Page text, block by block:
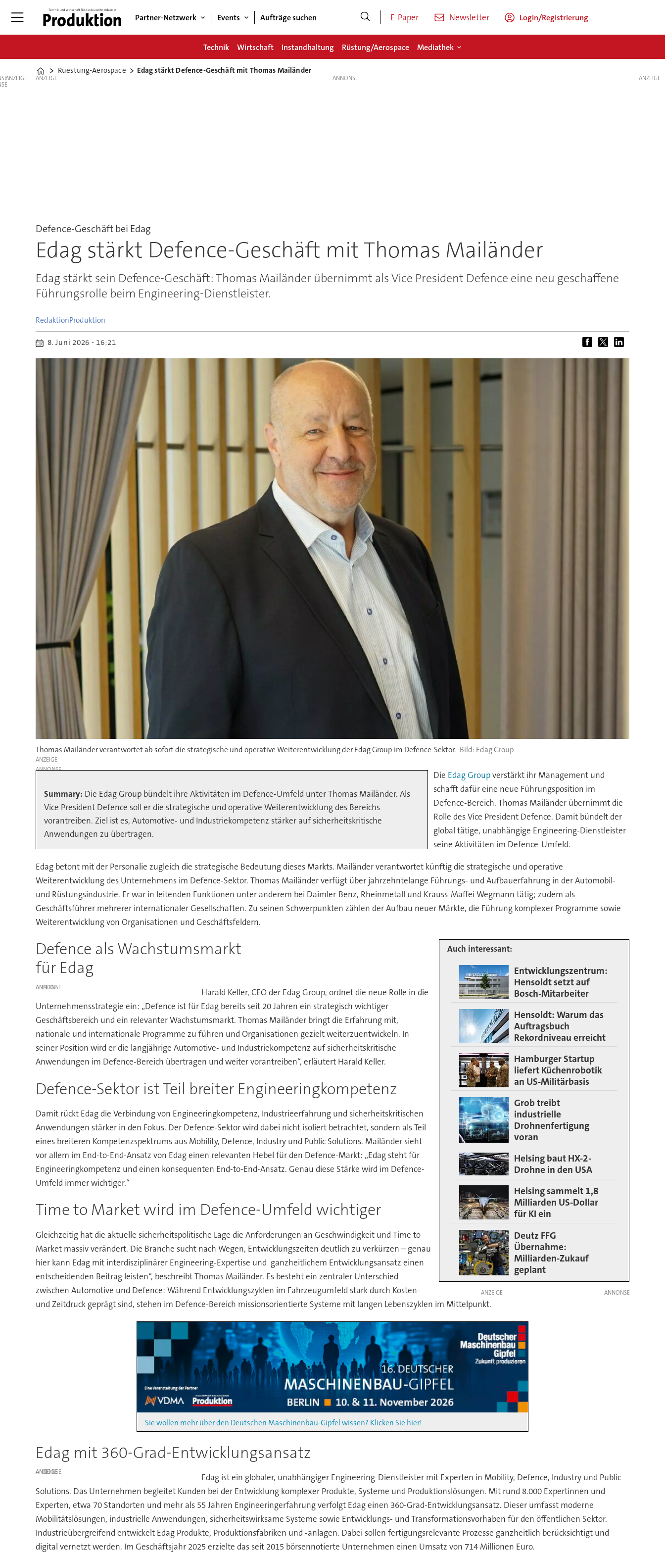
Partner-Netzwerk Events Aufträge suchen E-Paper Newsletter Login/Registrierung
Technik Wirtschaft Instandhaltung Rüstung/Aerospace Mediathek
Home
Ruestung-Aerospace Edag stärkt Defence-Geschäft mit Thomas Mailänder
ANZEIGE ANZEIGE
Defence-Geschäft bei Edag
Edag stärkt Defence-Geschäft mit Thomas Mailänder
Edag stärkt sein Defence-Geschäft: Thomas Mailänder übernimmt als Vice President Defence eine neu geschaffene
Führungsrolle beim Engineering-Dienstleister.
RedaktionProduktion
8. Juni 2026 - 16:21
Thomas Mailänder verantwortet ab sofort die strategische und operative Weiterentwicklung der Edag Group im Defence-Sektor. Edag Group
ANZEIGE
Summary: Die Edag Group bündelt ihre Aktivitäten im Defence-Umfeld unter Thomas Mailänder. Als
Vice President Defence soll er die strategische und operative Weiterentwicklung des Bereichs
vorantreiben. Ziel ist es, Automotive- und Industriekompetenz stärker auf sicherheitskritische
Anwendungen zu übertragen.
Die Edag Groupverstärkt ihr Management und
schafft dafür eine neue Führungsposition im
Defence-Bereich. Thomas Mailänder übernimmt die
Rolle des Vice President Defence. Damit bündelt der
global tätige, unabhängige Engineering-Dienstleister
seine Aktivitäten im Defence-Umfeld.
Edag betont mit der Personalie zugleich die strategische Bedeutung dieses Markts. Mailänder verantwortet künftig die strategische und operative
Weiterentwicklung des Unternehmens im Defence-Sektor. Thomas Mailänder verfügt über jahrzehntelange Führungs- und Aufbauerfahrung in der Automobil-
und Rüstungsindustrie. Er war in leitenden Funktionen unter anderem bei Daimler-Benz, Rheinmetall und Krauss-Maffei Wegmann tätig; zudem als
Geschäftsführer mehrerer internationaler Gesellschaften. Zu seinen Schwerpunkten zählen der Aufbau neuer Märkte, die Führung komplexer Programme sowie
Weiterentwicklung von Organisationen und Geschäftsfeldern.
Auch interessant:
Entwicklungszentrum:
Hensoldt setzt auf
Bosch-Mitarbeiter
Hensoldt: Warum das
Auftragsbuch
Rekordniveau erreicht
Hamburger Startup
liefert Küchenrobotik
an US-Militärbasis
Grob treibt
industrielle
Drohnenfertigung
voran
Helsing baut HX-2-
Drohne in den USA
Helsing sammelt 1,8
Milliarden US-Dollar
für KI ein
Deutz FFG
Übernahme:
Milliarden-Zukauf
geplant
Defence als Wachstumsmarkt
für Edag
ANZEIGE
Harald Keller, CEO der Edag Group, ordnet die neue Rolle in die
Unternehmensstrategie ein: „Defence ist für Edag bereits seit 20 Jahren ein strategisch wichtiger
Geschäftsbereich und ein relevanter Wachstumsmarkt. Thomas Mailänder bringt die Erfahrung mit,
nationale und internationale Programme zu führen und Organisationen gezielt weiterzuentwickeln. In
seiner Position wird er die langjährige Automotive- und Industriekompetenz auf sicherheitskritische
Anwendungen im Defence-Bereich übertragen und weiter vorantreiben“, erläutert Harald Keller.
Defence-Sektor ist Teil breiter Engineeringkompetenz
Damit rückt Edag die Verbindung von Engineeringkompetenz, Industrieerfahrung und sicherheitskritischen
Anwendungen stärker in den Fokus. Der Defence-Sektor wird dabei nicht isoliert betrachtet, sondern als Teil
eines breiteren Kompetenzspektrums aus Mobility, Defence, Industry und Public Solutions. Mailänder sieht
vor allem im End-to-End-Ansatz von Edag einen relevanten Hebel für den Defence-Markt: „Edag steht für
Engineeringkompetenz und einen konsequenten End-to-End-Ansatz. Genau diese Stärke wird im Defence-
Umfeld immer wichtiger.“
ANZEIGE
Time to Market wird im Defence-Umfeld wichtiger
Gleichzeitig hat die aktuelle sicherheitspolitische Lage die Anforderungen an Geschwindigkeit und Time to
Market massiv verändert. Die Branche sucht nach Wegen, Entwicklungszeiten deutlich zu verkürzen – genau
hier kann Edag mit interdisziplinärer Engineering-Expertise und ganzheitlichem Entwicklungsansatz einen
entscheidenden Beitrag leisten“, beschreibt Thomas Mailänder. Es besteht ein zentraler Unterschied
zwischen Automotive und Defence: Während Entwicklungszyklen im Fahrzeugumfeld stark durch Kosten-
und Zeitdruck geprägt sind, stehen im Defence-Bereich missionsorientierte Systeme mit langen Lebenszyklen im Mittelpunkt.
Sie wollen mehr über den Deutschen Maschinenbau-Gipfel wissen? Klicken Sie hier!
Edag mit 360-Grad-Entwicklungsansatz
ANZEIGE
Edag ist ein globaler, unabhängiger Engineering-Dienstleister mit Experten in Mobility, Defence, Industry und Public
Solutions. Das Unternehmen begleitet Kunden bei der Entwicklung komplexer Produkte, Systeme und Produktionslösungen. Mit rund 8.000 Expertinnen und
Experten, etwa 70 Standorten und mehr als 55 Jahren Engineeringerfahrung verfolgt Edag einen 360-Grad-Entwicklungsansatz. Dieser umfasst moderne
Mobilitätslösungen, industrielle Anwendungen, sicherheitswirksame Systeme sowie Entwicklungs- und Transformationsvorhaben für den öffentlichen Sektor.
Industrieübergreifend entwickelt Edag Produkte, Produktionsfabriken und -anlagen. Dabei sollen fertigungsrelevante Prozesse ganzheitlich berücksichtigt und
digital vernetzt werden. Im Geschäftsjahr 2025 erzielte das seit 2015 börsennotierte Unternehmen einen Umsatz von 714 Millionen Euro.
ANZEIGE